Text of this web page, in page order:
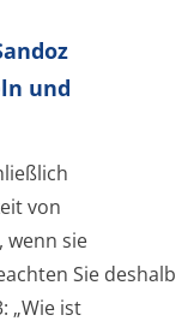
und
von
wenn sie
Sie deshalb
„Wie ist